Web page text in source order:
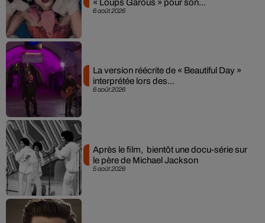
6 août 2026
« Loups Garous » pour son...
6 août 2026
La version réécrite de « Beautiful Day »
interprétée lors des...
5 août 2026
Après le film, bientôt une docu-série sur
le père de Michael Jackson